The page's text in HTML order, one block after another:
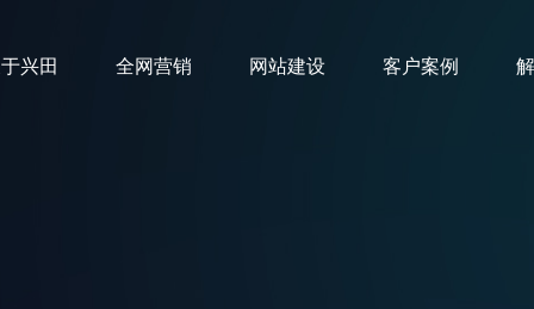
兴田 全网营销 网站建设 客户案例